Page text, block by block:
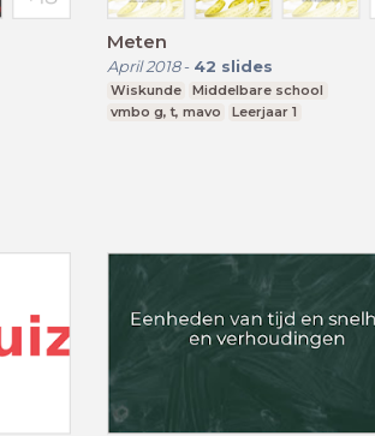
Meten
April 2018- 42 slides
Wiskunde
Middelbare school
vmbo g, t, mavo
Leerjaar 1